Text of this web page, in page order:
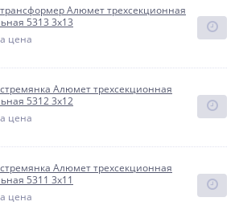
Алюмет трехсекционная
5313 3x13
цена
Алюмет трехсекционная
5312 3x12
цена
Алюмет трехсекционная
5311 3x11
цена